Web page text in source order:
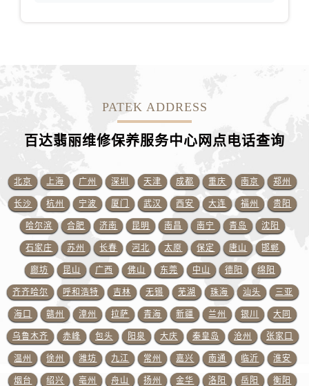
浙江省舟山市定海区解放东路售后服务中心（需提前预约）
澳门特别行政区风顺堂区南湾大马路售后服务中心（需提前预约）
澳门特别行政区花地玛堂区关闸广场售后服务中心（需提前预约）
澳门特别行政区花王堂区大三巴商圈售后服务中心（需提前预约）
澳门特别行政区嘉模堂区官也街售后服务中心（需提前预约）
澳门省路氹城市金光大道售后服务中心（需提前预约）
澳门特别行政区望德堂区塔石广场售后服务中心（需提前预约）
福建省福州市鼓楼区五四路128-1号恒力城写字楼15层03室售后服务中心（需提前预约）
福建省厦门市思明区湖滨东路95号万象城华润大厦B座11层1104室售后服务中心（需提前预约）
广东省潮州市潮安区新风路与潮汕路交汇处售后服务中心（需提前预约）
广东省广州市天河区天河路230号万菱汇国际中心A塔7层704室售后服务中心（需提前预约）
广东省广州市越秀区环市东路371-375号世界贸易中心大厦南塔15层1507室售后服务中心（需提前预约）
PATEK ADDRESS
百达翡丽维修保养服务中心网点电话查询
北京 上海 广州 深圳 天津 成都 重庆 南京 郑州
长沙 杭州 宁波 厦门 武汉 西安 大连 福州 贵阳
哈尔滨 合肥 济南 昆明 南昌 南宁 青岛 沈阳
石家庄 苏州 长春 河北 太原 保定 唐山 邯郸
廊坊 昆山 广西 佛山 东莞 中山 德阳 绵阳
齐齐哈尔 呼和浩特 吉林 无锡 芜湖 珠海 汕头 三亚
海口 赣州 漳州 拉萨 青海 新疆 兰州 银川 大同
乌鲁木齐 赤峰 包头 阳泉 大庆 秦皇岛 沧州 张家口
温州 徐州 潍坊 九江 常州 嘉兴 南通 临沂 淮安
烟台 绍兴 亳州 舟山 扬州 金华 洛阳 岳阳 衡阳